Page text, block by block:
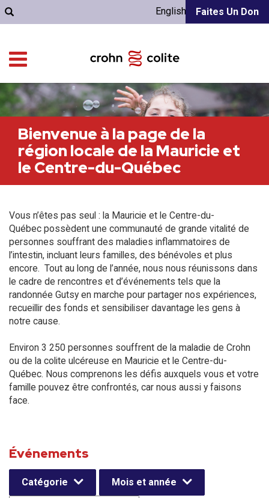
Faites Un Don
English
Bienvenue à la page de la
région locale de la Mauricie et
le Centre-du-Québec
Vous n’êtes pas seul : la Mauricie et le Centre-du-
Québec possèdent une communauté de grande vitalité de
personnes souffrant des maladies inflammatoires de
l’intestin, incluant leurs familles, des bénévoles et plus
encore. Tout au long de l’année, nous nous réunissons dans
le cadre de rencontres et d’événements tels que la
randonnée Gutsy en marche pour partager nos expériences,
recueillir des fonds et sensibiliser davantage les gens à
notre cause.
Environ 3 250 personnes souffrent de la maladie de Crohn
ou de la colite ulcéreuse en Mauricie et le Centre-du-
Québec. Nous comprenons les défis auxquels vous et votre
famille pouvez être confrontés, car nous aussi y faisons
face.
Événements
Catégorie Mois et année